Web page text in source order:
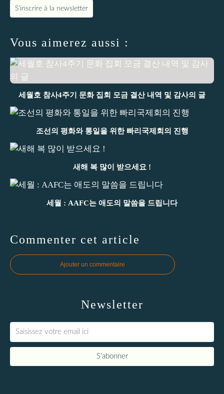
S'inscrire à la newsletter
Vous aimerez aussi :
세월호 참사4주기 문화 집회 모금 결산 내역 및 감사의 글
조선의 평화와 통일을 위한 빠리국제회의 진행
새해 복 많이 받으세요 !
세월 : AAFC는 애도의 말씀을 드립니다
Commenter cet article
Ajouter un commentaire
Newsletter